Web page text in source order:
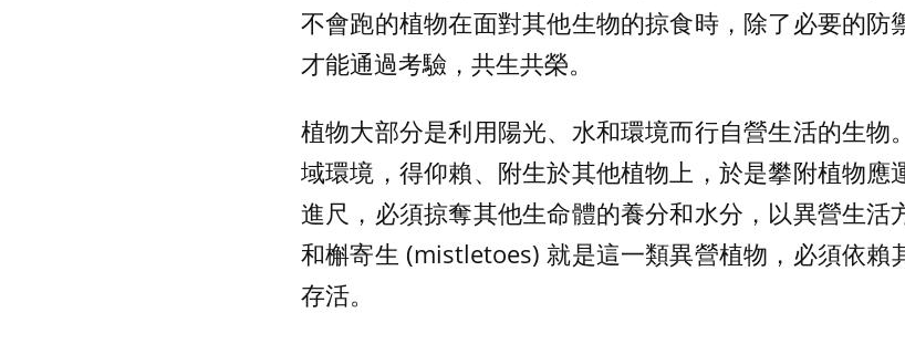
不會跑的植物在面對其他生物的掠食時，除了必要的防
才能通過考驗，共生共榮。
植物大部分是利用陽光、水和環境而行自營生活的生物
域環境，得仰賴、附生於其他植物上，於是攀附植物應
進尺，必須掠奪其他生命體的養分和水分，以異營生活
和槲寄生 (mistletoes) 就是這一類異營植物，必須依賴
存活。